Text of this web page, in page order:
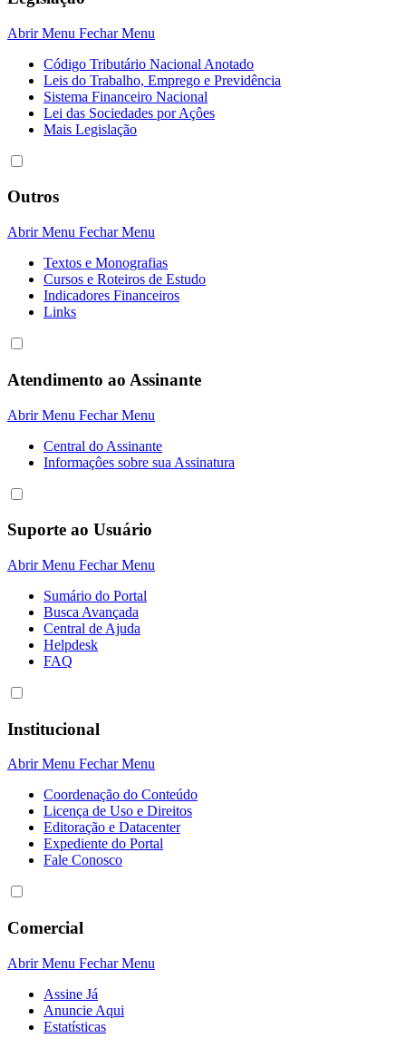
Abrir Menu Fechar Menu
Código Tributário Nacional Anotado
Leis do Trabalho, Emprego e Previdência
Sistema Financeiro Nacional
Lei das Sociedades por Açôes
Mais Legislação
Outros
Abrir Menu Fechar Menu
Textos e Monografias
Cursos e Roteiros de Estudo
Indicadores Financeiros
Links
Atendimento ao Assinante
Abrir Menu Fechar Menu
Central do Assinante
Informaçôes sobre sua Assinatura
Suporte ao Usuário
Abrir Menu Fechar Menu
Sumário do Portal
Busca Avançada
Central de Ajuda
Helpdesk
FAQ
Institucional
Abrir Menu Fechar Menu
Coordenação do Conteúdo
Licença de Uso e Direitos
Editoração e Datacenter
Expediente do Portal
Fale Conosco
Comercial
Abrir Menu Fechar Menu
Assine Já
Anuncie Aqui
Estatísticas